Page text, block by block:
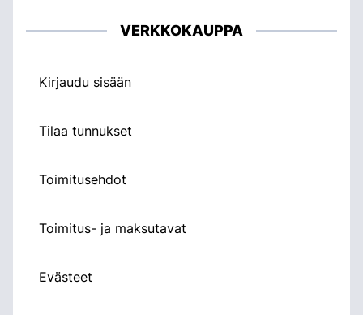
VERKKOKAUPPA
Kirjaudu sisään
Tilaa tunnukset
Toimitusehdot
Toimitus- ja maksutavat
Evästeet